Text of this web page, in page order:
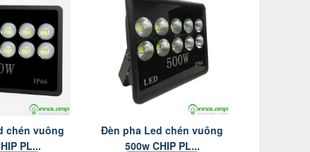
chén vuông
PL...
Đèn pha Led chén vuông
500w CHIP PL...